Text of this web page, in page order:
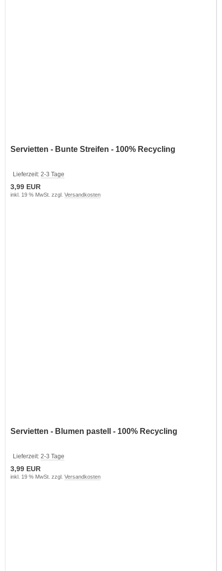
Servietten - Bunte Streifen - 100% Recycling
Lieferzeit: 2-3 Tage
3,99 EUR
inkl. 19 % MwSt. zzgl. Versandkosten
Servietten - Blumen pastell - 100% Recycling
Lieferzeit: 2-3 Tage
3,99 EUR
inkl. 19 % MwSt. zzgl. Versandkosten